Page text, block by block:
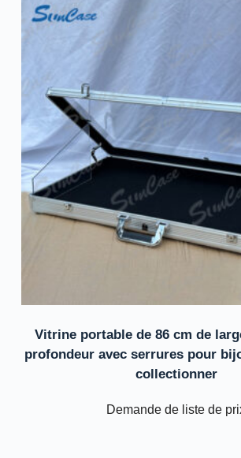
Vitrine portable de 86 cm de
profondeur avec serrures pour
collectionner
Demande de liste de